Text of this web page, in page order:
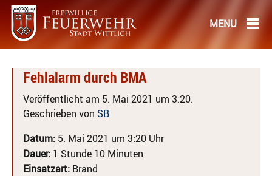
Fehlalarm durch BMA
Veröffentlicht am 5. Mai 2021 um 3:20.
Geschrieben von SB
Datum: 5. Mai 2021 um 3:20 Uhr
Dauer: 1 Stunde 10 Minuten
Einsatzart: Brand